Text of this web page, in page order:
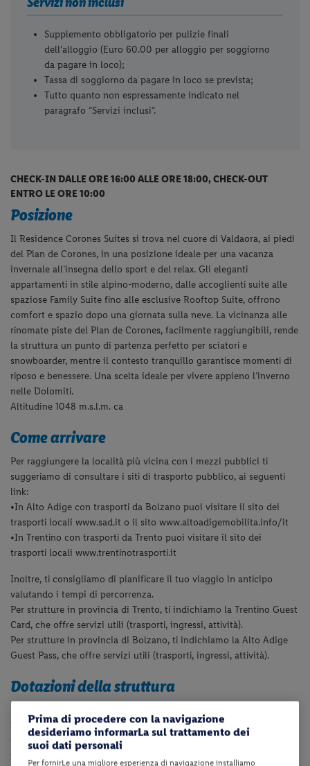
Supplemento obbligatorio per pulizie finali
dell’alloggio (Euro 60.00 per alloggio per soggiorno
da pagare in loco);
Tassa di soggiorno da pagare in loco se prevista;
Tutto quanto non espressamente indicato nel
paragrafo “Servizi inclusi”.
CHECK-IN DALLE ORE 16:00 ALLE ORE 18:00, CHECK-OUT
ENTRO LE ORE 10:00
Posizione
Il Residence Corones Suites si trova nel cuore di Valdaora, ai piedi
del Plan de Corones, in una posizione ideale per una vacanza
invernale all’insegna dello sport e del relax. Gli eleganti
appartamenti in stile alpino-moderno, dalle accoglienti suite alle
spaziose Family Suite fino alle esclusive Rooftop Suite, offrono
comfort e spazio dopo una giornata sulla neve. La vicinanza alle
rinomate piste del Plan de Corones, facilmente raggiungibili, rende
la struttura un punto di partenza perfetto per sciatori e
snowboarder, mentre il contesto tranquillo garantisce momenti di
riposo e benessere. Una scelta ideale per vivere appieno l’inverno
nelle Dolomiti.
Altitudine 1048 m.s.l.m. ca
Come arrivare
Per raggiungere la località più vicina con i mezzi pubblici ti
suggeriamo di consultare i siti di trasporto pubblico, ai seguenti
link:
•In Alto Adige con trasporti da Bolzano puoi visitare il sito dei
trasporti locali www.sad.it o il sito www.altoadigemobilita.info/it
•In Trentino con trasporti da Trento puoi visitare il sito dei
trasporti locali www.trentinotrasporti.it
Inoltre, ti consigliamo di pianificare il tuo viaggio in anticipo
valutando i tempi di percorrenza.
Per strutture in provincia di Trento, ti indichiamo la Trentino Guest
Card, che offre servizi utili (trasporti, ingressi, attività).
Per strutture in provincia di Bolzano, ti indichiamo la Alto Adige
Guest Pass, che offre servizi utili (trasporti, ingressi, attività).
Dotazioni della struttura
13:30 alle 18:00), ascensore, sala TV, deposito bici, deposito sci,
parcheggio privato fino ad esaurimento posti e collegamento
internet Wi-Fi. A pagamento: colonnina di ricarica per auto
Prima di procedere con la navigazione
desideriamo informarLa sul trattamento dei
suoi dati personali
Per fornirLe una migliore esperienza di navigazione installiamo